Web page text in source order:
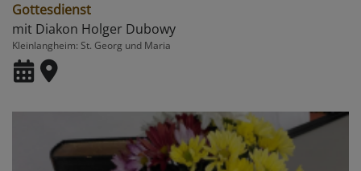
Gottesdienst
mit Diakon Holger Dubowy
Kleinlangheim St. Georg und Maria